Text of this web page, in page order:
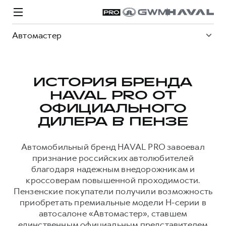
Автомастер
Модели
H3
от 2 499 000 ₽
H5
от 4 049 000 ₽
Покупателям
Автомобили в наличии
Конфигуратор HAVAL
Аксессуары HAVAL
Каталоги и прайс-листы
Владельцам
Все о сервисе
Запись на сервис
Моторное масло
Стоимость ТО
Спецпредложения
Покупателям
Владельцам
О дилере
О бренде
Новости
О GWM
ИНФОРМАЦИЯ О ДИЛЕРЕ
ИСТОРИЯ БРЕНДА
HAVAL PRO ОТ
ОФИЦИАЛЬНОГО
ДИЛЕРА В ПЕНЗЕ
Автомобильный бренд HAVAL PRO завоевал
признание российских автолюбителей
благодаря надежным внедорожникам и
кроссоверам повышенной проходимости.
Пензенские покупатели получили возможность
приобретать премиальные модели H-серии в
автосалоне «Автомастер», ставшем